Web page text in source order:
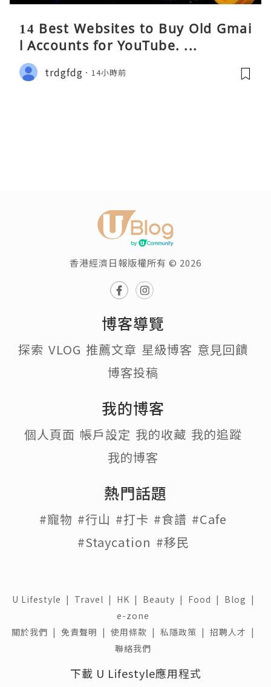
14 Best Websites to Buy Old Gmai
l Accounts for YouTube. ...
trdgfdg 14小時前
香港經濟日報版權所有 © 2026
博客導覽
探索 VLOG 推薦文章 星級博客 意見回饋
博客投稿
我的博客
個人頁面 帳戶設定 我的收藏 我的追蹤
我的博客
熱門話題
#寵物 #行山 #打卡 #食譜 #Cafe
#Staycation #移民
U Lifestyle | Travel | HK | Beauty | Food | Blog |
e-zone
關於我們 | 免責聲明 | 使用條款 | 私隱政策 | 招聘人才 |
聯絡我們
下載 U Lifestyle應用程式